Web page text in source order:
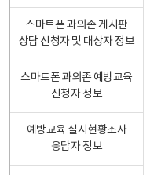
스마트폰 과의존 게시판
상담 신청자 및 대상자 정보
스마트폰 과의존 예방교육
신청자 정보
예방교육 실시현황조사
응답자 정보